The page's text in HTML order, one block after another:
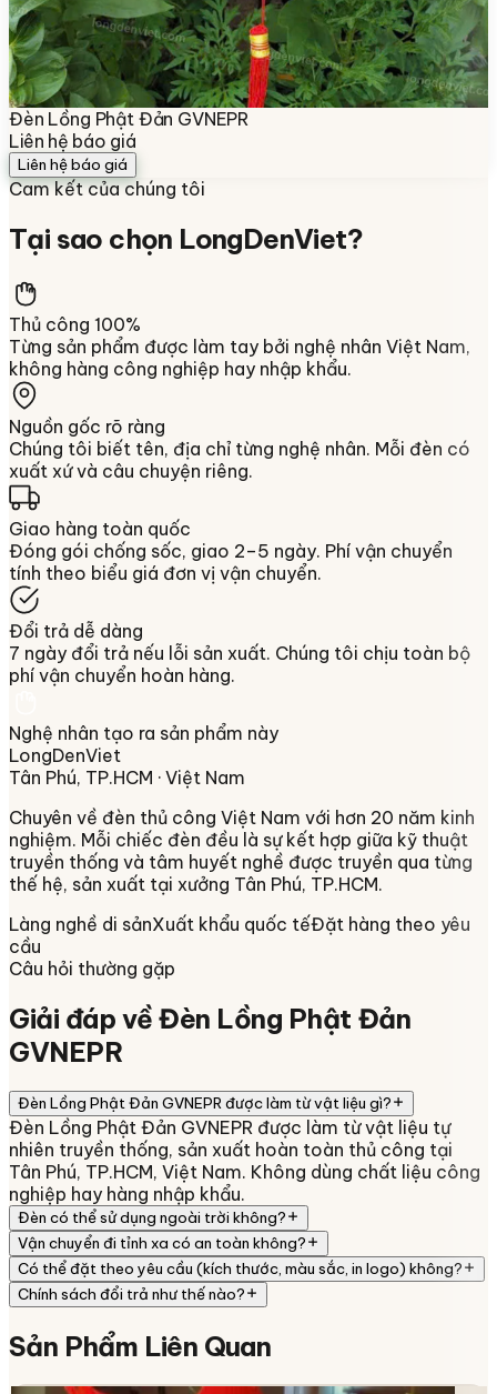
Đèn Lồng Phật Đản GVNEPR
Liên hệ báo giá
Liên hệ báo giá
Cam kết của chúng tôi
Tại sao chọn LongDenViet?
Thủ công 100%
Từng sản phẩm được làm tay bởi nghệ nhân Việt Nam,
không hàng công nghiệp hay nhập khẩu.
Nguồn gốc rõ ràng
Chúng tôi biết tên, địa chỉ từng nghệ nhân. Mỗi đèn có
xuất xứ và câu chuyện riêng.
Giao hàng toàn quốc
Đóng gói chống sốc, giao 2–5 ngày. Phí vận chuyển
tính theo biểu giá đơn vị vận chuyển.
Đổi trả dễ dàng
7 ngày đổi trả nếu lỗi sản xuất. Chúng tôi chịu toàn bộ
phí vận chuyển hoàn hàng.
Nghệ nhân tạo ra sản phẩm này
LongDenViet
Tân Phú, TP.HCM · Việt Nam
Chuyên về đèn thủ công Việt Nam với hơn 20 năm kinh
nghiệm. Mỗi chiếc đèn đều là sự kết hợp giữa kỹ thuật
truyền thống và tâm huyết nghề được truyền qua từng
thế hệ, sản xuất tại xưởng Tân Phú, TP.HCM.
Làng nghề di sảnXuất khẩu quốc tếĐặt hàng theo yêu
cầu
Câu hỏi thường gặp
Giải đáp vềĐèn Lồng Phật Đản
GVNEPR
Đèn Lồng Phật Đản GVNEPR được làm từ vật liệu gì?
Đèn Lồng Phật Đản GVNEPR được làm từ vật liệu tự
nhiên truyền thống, sản xuất hoàn toàn thủ công tại
Tân Phú, TP.HCM, Việt Nam. Không dùng chất liệu công
nghiệp hay hàng nhập khẩu.
Đèn có thể sử dụng ngoài trời không?
Vận chuyển đi tỉnh xa có an toàn không?
Có thể đặt theo yêu cầu (kích thước, màu sắc, in logo) không?
Chính sách đổi trả như thế nào?
Sản Phẩm Liên Quan